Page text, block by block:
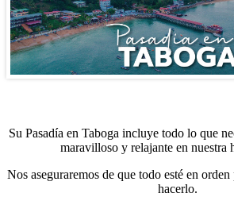
Su Pasadía en Taboga incluye todo lo que
maravilloso y relajante en nuestra
Nos aseguraremos de que todo esté en
hacerlo.